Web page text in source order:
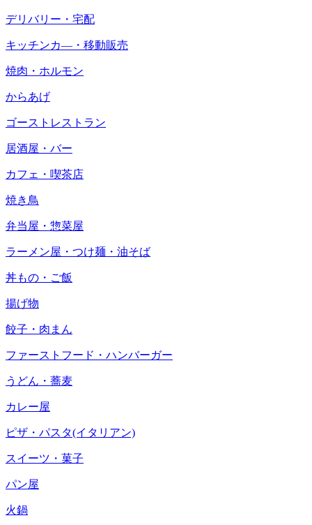
デリバリー・宅配
キッチンカ―・移動販売
焼肉・ホルモン
からあげ
ゴーストレストラン
居酒屋・バー
カフェ・喫茶店
焼き鳥
弁当屋・惣菜屋
ラーメン屋・つけ麺・油そば
丼もの・ご飯
揚げ物
餃子・肉まん
ファーストフード・ハンバーガー
うどん・蕎麦
カレー屋
ピザ・パスタ(イタリアン)
スイーツ・菓子
パン屋
火鍋